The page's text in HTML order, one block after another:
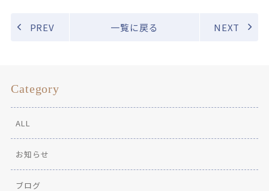
PREV 一覧に戻る NEXT
Category
ALL
お知らせ
ブログ